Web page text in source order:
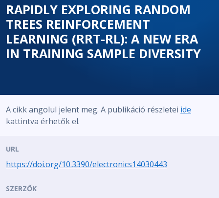
RAPIDLY EXPLORING RANDOM
TREES REINFORCEMENT
LEARNING (RRT-RL): A NEW ERA
IN TRAINING SAMPLE DIVERSITY
A cikk angolul jelent meg. A publikáció részletei ide
kattintva érhetők el.
URL
https://doi.org/10.3390/electronics14030443
SZERZŐK